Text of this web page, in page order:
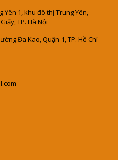
Yên 1, khu đô thị Trung Yên,
TP. Hà Nội
Đa Kao, Quận 1, TP. Hồ Chí